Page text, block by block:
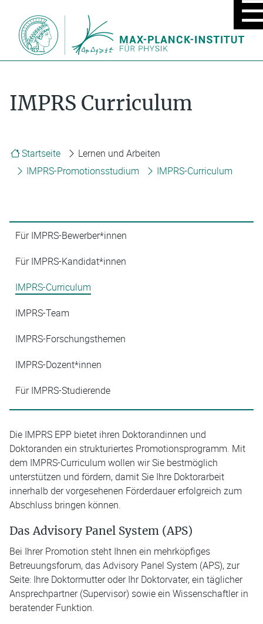
MENÜ
EIN/
IMPRS Curriculum
Startseite
Lernen und Arbeiten
IMPRS-Promotionsstudium
IMPRS-Curriculum
Für IMPRS-Bewerber*innen
Für IMPRS-Kandidat*innen
IMPRS-Curriculum
IMPRS-Team
IMPRS-Forschungsthemen
IMPRS-Dozent*innen
Für IMPRS-Studierende
Die IMPRS EPP bietet ihren Doktorandinnen und
Doktoranden ein strukturiertes Promotionsprogramm. Mit
dem IMPRS-Curriculum wollen wir Sie bestmöglich
unterstützen und fördern, damit Sie Ihre Doktorarbeit
innerhalb der vorgesehenen Förderdauer erfolgreich zum
Abschluss bringen können.
Das Advisory Panel System (APS)
Bei Ihrer Promotion steht Ihnen ein mehrköpfiges
Betreuungsforum, das Advisory Panel System (APS), zur
Seite: Ihre Doktormutter oder Ihr Doktorvater, ein täglicher
Ansprechpartner (Supervisor) sowie ein Wissenschaftler in
beratender Funktion.